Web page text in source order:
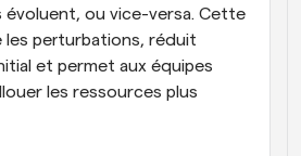
évoluent, ou vice-versa. Cette
les perturbations, réduit
et permet aux équipes
les ressources plus